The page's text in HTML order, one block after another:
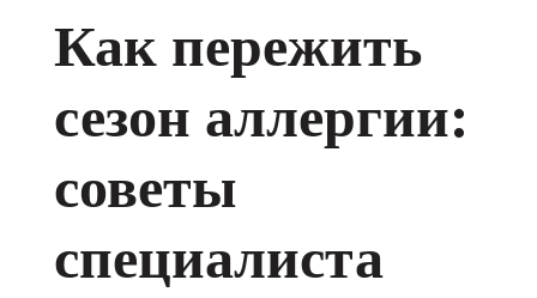
Как пережить
сезон аллергии:
советы
специалиста